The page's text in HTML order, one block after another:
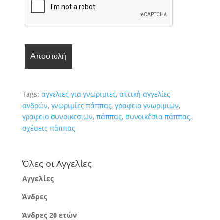
Tags: αγγελιες για γνωριμιες, αττική αγγελίες
ανδρών, γνωριμίες πάππας, γραφειο γνωριμιων,
γραφειο συνοικεσιων, πάππας, συνοικέσια πάππας,
σχέσεις πάππας
Όλες οι Αγγελίες
Αγγελίες
Άνδρες
Άνδρες 20 ετών